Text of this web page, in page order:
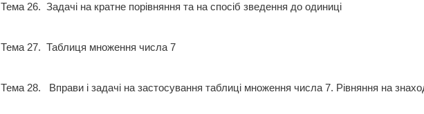
Тема 26. Задачі на кратне порівняння та на спосіб зведення до одиниці
Тема 27. Таблиця множення числа 7
Тема 28. Вправи і задачі на застосування таблиці множення числа 7. Рівняння на